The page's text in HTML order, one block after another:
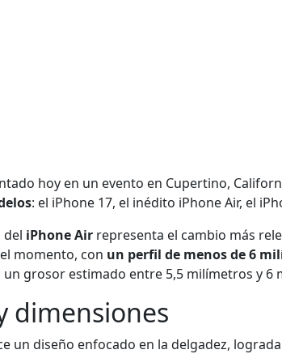
hoy en un evento en Cupertino,
: el iPhone 17, el inédito iPhone Air, el
del iPhone Air representa el cambio más
momento, con un perfil de menos de 6
un grosor estimado entre 5,5 milímetros y 6
dimensiones
un diseño enfocado en la delgadez,